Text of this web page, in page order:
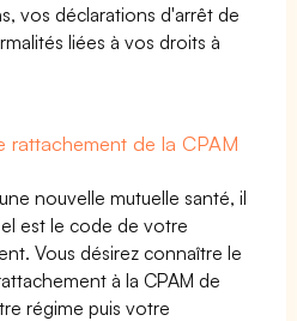
vos déclarations d'arrêt de
liées à vos droits à
rattachement de la CPAM
nouvelle mutuelle santé, il
est le code de votre
Vous désirez connaître le
à la CPAM de
régime puis votre